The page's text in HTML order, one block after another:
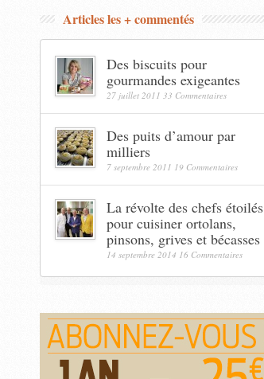
Articles les + commentés
Des biscuits pour
gourmandes exigeantes
27 juillet 2011 33 Commentaires
Des puits d’amour par
milliers
7 septembre 2011 19 Commentaires
La révolte des chefs étoilés
pour cuisiner ortolans,
pinsons, grives et bécasses
14 septembre 2014 16 Commentaires